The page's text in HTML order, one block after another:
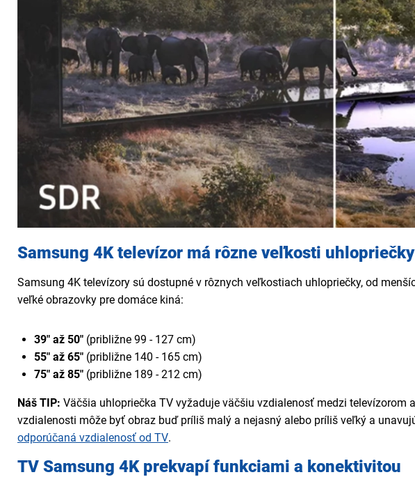
Samsung 4K televízor má rôzne veľkosti uhlopriečky
Samsung 4K televízory sú dostupné v rôznych veľkostiach uhlopriečky, od
veľké obrazovky pre domáce kiná:
39" až 50" (približne 99 - 127 cm)
55" až 65" (približne 140 - 165 cm)
75" až 85" (približne 189 - 212 cm)
Náš TIP: Väčšia uhlopriečka TV vyžaduje väčšiu vzdialenosť medzi televízorom
vzdialenosti môže byť obraz buď príliš malý a nejasný alebo príliš veľký a
odporúčaná vzdialenosť od TV.
TV Samsung 4K prekvapí funkciami a konektivitou